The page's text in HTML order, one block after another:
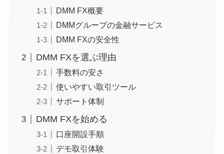
DMM FX概要
DMMグループの金融サービス
DMM FXの安全性
DMM FXを選ぶ理由
手数料の安さ
使いやすい取引ツール
サポート体制
DMM FXを始める
口座開設手順
デモ取引体験